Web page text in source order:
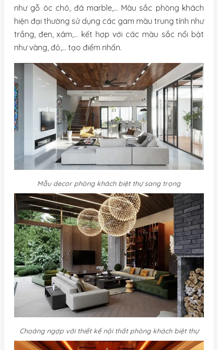
như gỗ óc chó, đá marble,… Màu sắc phòng khách
hiện đại thường sử dụng các gam màu trung tính như
trắng, đen, xám,… kết hợp với các màu sắc nổi bật
như vàng, đỏ,… tạo điểm nhấn.
Mẫu decor phòng khách biệt thự sang trọng
Choáng ngợp với thiết kế nội thất phòng khách biệt thự